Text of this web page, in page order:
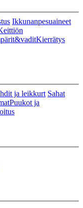
Ikkunanpesuaineet
Kierrätys
ja leikkurt Sahat
Puukot ja